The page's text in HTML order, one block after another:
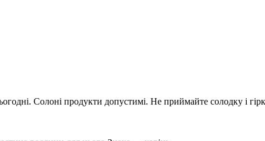
Солоні продукти допустимі. Не приймайте солодку і